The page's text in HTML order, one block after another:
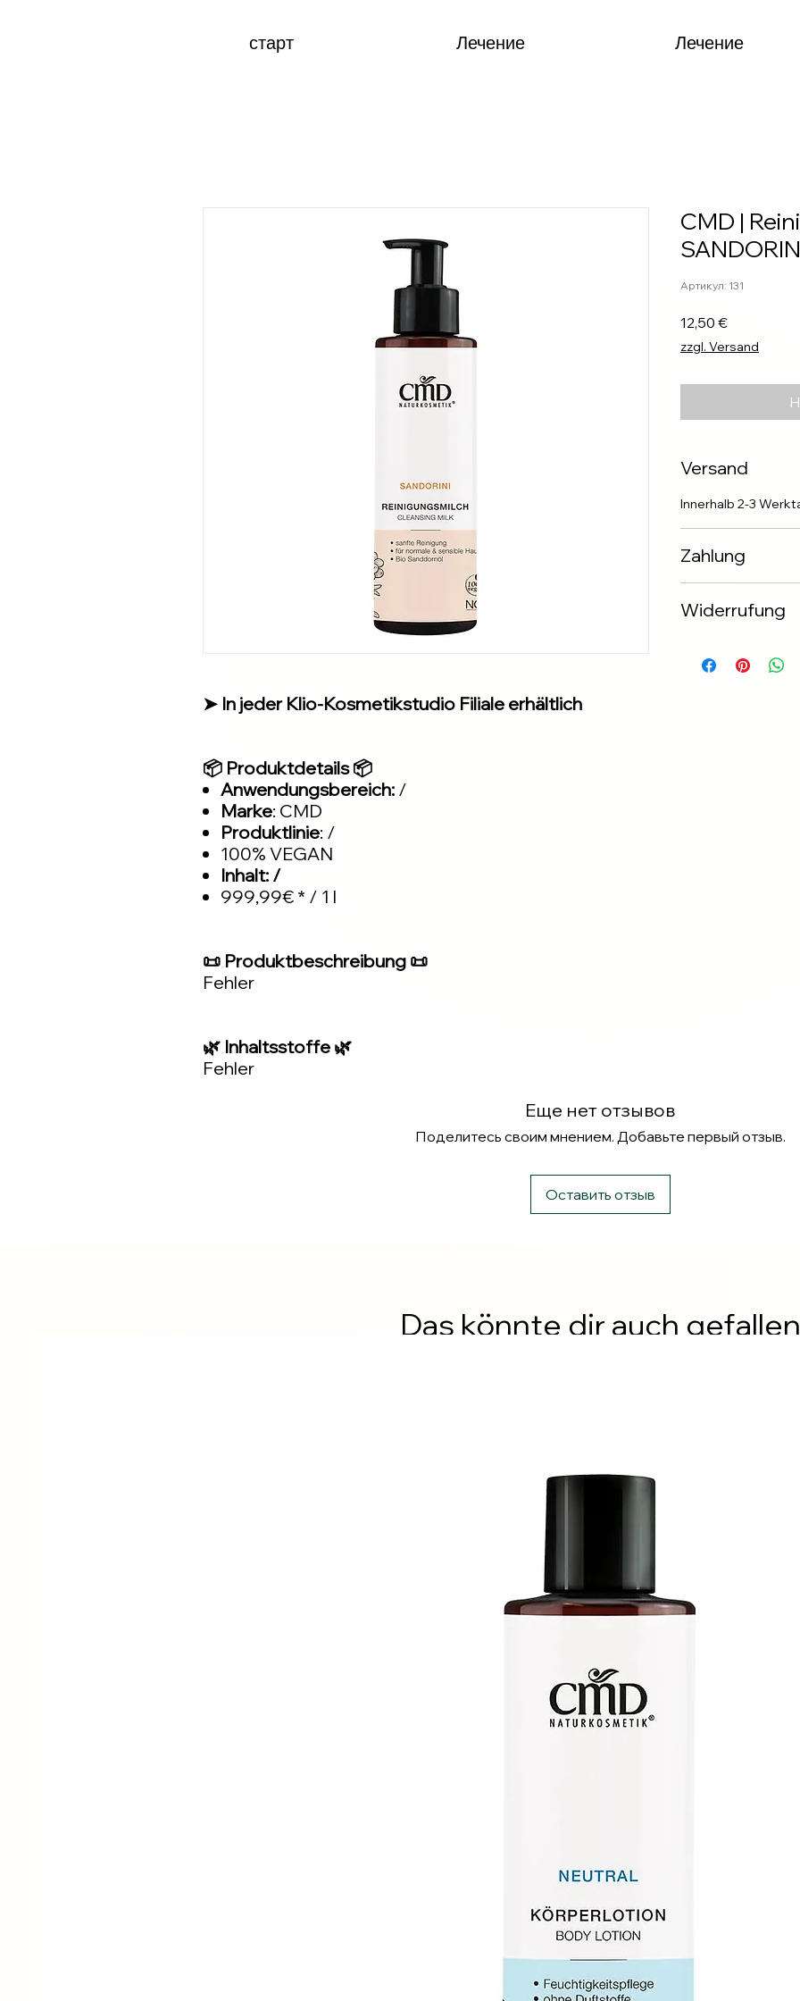
старт Лечение Лечение
➤ In jeder Klio-Kosmetikstudio Filiale erhältlich
📦 Produktdetails 📦
Anwendungsbereich: /
Marke: CMD
Produktlinie: /
100% VEGAN
Inhalt: /
999,99€ * / 1 l
📜 Produktbeschreibung 📜
Fehler
🌿 Inhaltsstoffe 🌿
Fehler
CMD |
Артикул: 131
12,50 €Цена
zzgl. Versand
Versand
Innerhalb 2-3
Zahlung
✅Banküberweisung
Widerrufung
Еще нет отзывов
Поделитесь своим мнением. Добавьте первый отзыв.
Оставить отзыв
Das könnte dir auch gefallen